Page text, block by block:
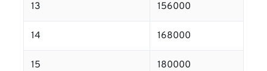
13 156000
14 168000
15 180000